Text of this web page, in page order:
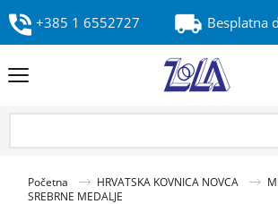
+385 1 6552727 Besplatna
Početna HRVATSKA KOVNICA NOVCA
SREBRNE MEDALJE